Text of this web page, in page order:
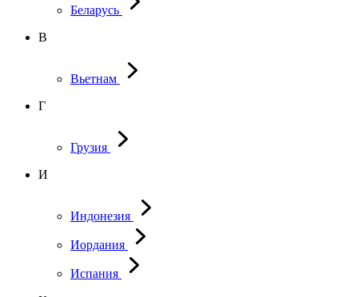
Беларусь
В
Вьетнам
Г
Грузия
И
Индонезия
Иордания
Испания